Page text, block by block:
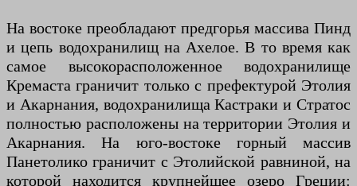
На востоке преобладают предгорья массива Пинд
и цепь водохранилищ на Ахелое. В то время как
самое высокорасположенное водохранилище
Кремаста граничит только с префектурой Этолия
и Акарнания, водохранилища Кастраки и Стратос
полностью расположены на территории Этолия и
Акарнания. На юго-востоке горный массив
Панетолико граничит с Этолийской равниной, на
которой находится крупнейшее озеро Греции: